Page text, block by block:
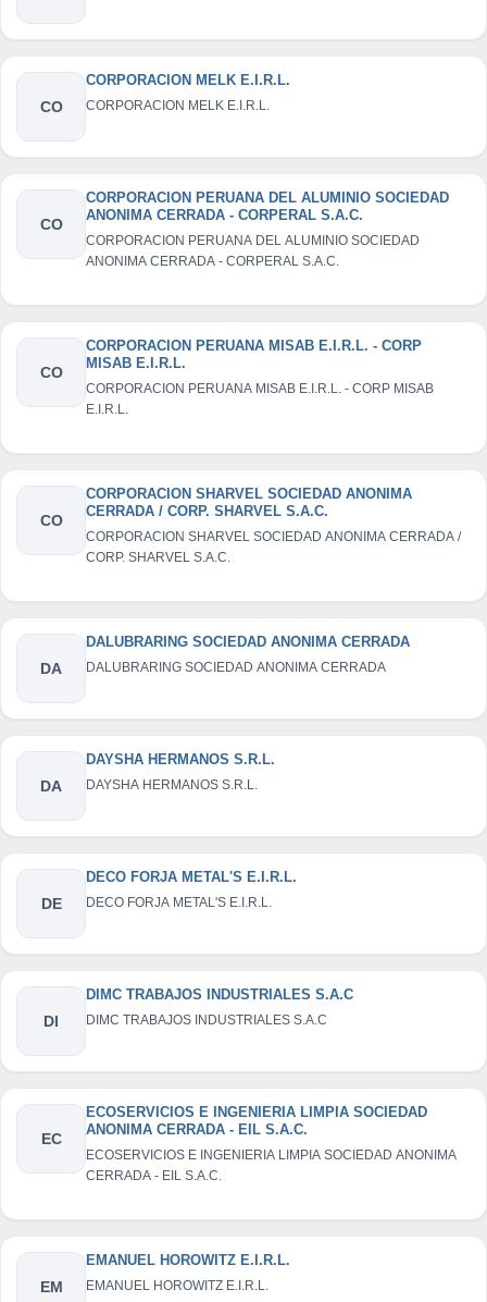
CO
CORPORACION MELK E.I.R.L.
CORPORACION MELK E.I.R.L.
CO
CORPORACION PERUANA DEL ALUMINIO SOCIEDAD
ANONIMA CERRADA - CORPERAL S.A.C.
CORPORACION PERUANA DEL ALUMINIO SOCIEDAD
ANONIMA CERRADA - CORPERAL S.A.C.
CO
CORPORACION PERUANA MISAB E.I.R.L. - CORP
MISAB E.I.R.L.
CORPORACION PERUANA MISAB E.I.R.L. - CORP MISAB
E.I.R.L.
CO
CORPORACION SHARVEL SOCIEDAD ANONIMA
CERRADA / CORP. SHARVEL S.A.C.
CORPORACION SHARVEL SOCIEDAD ANONIMA CERRADA /
CORP. SHARVEL S.A.C.
DA
DALUBRARING SOCIEDAD ANONIMA CERRADA
DALUBRARING SOCIEDAD ANONIMA CERRADA
DA
DAYSHA HERMANOS S.R.L.
DAYSHA HERMANOS S.R.L.
DE
DECO FORJA METAL'S E.I.R.L.
DECO FORJA METAL'S E.I.R.L.
DI
DIMC TRABAJOS INDUSTRIALES S.A.C
DIMC TRABAJOS INDUSTRIALES S.A.C
EC
ECOSERVICIOS E INGENIERIA LIMPIA SOCIEDAD
ANONIMA CERRADA - EIL S.A.C.
ECOSERVICIOS E INGENIERIA LIMPIA SOCIEDAD ANONIMA
CERRADA - EIL S.A.C.
EM
EMANUEL HOROWITZ E.I.R.L.
EMANUEL HOROWITZ E.I.R.L.